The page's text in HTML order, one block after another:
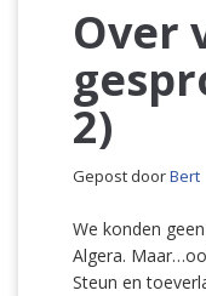
Over
2)
Gepost doorBert
We konden
Algera.
Steun en